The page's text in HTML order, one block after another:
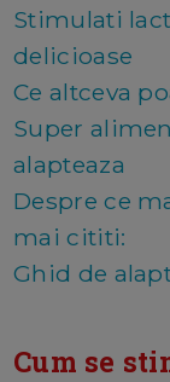
Stimulati
delicioase
Ce altceva
Super
alapteaza
Despre ce
mai cititi:
Ghid de
Cum se